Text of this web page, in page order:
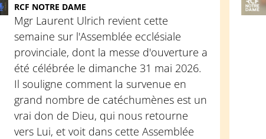
RCF NOTRE DAME
Mgr Laurent Ulrich revient cette
semaine sur l'Assemblée ecclésiale
provinciale, dont la messe d'ouverture a
été célébrée le dimanche 31 mai 2026.
Il souligne comment la survenue en
grand nombre de catéchumènes est un
vrai don de Dieu, qui nous retourne
vers Lui, et voit dans cette Assemblée